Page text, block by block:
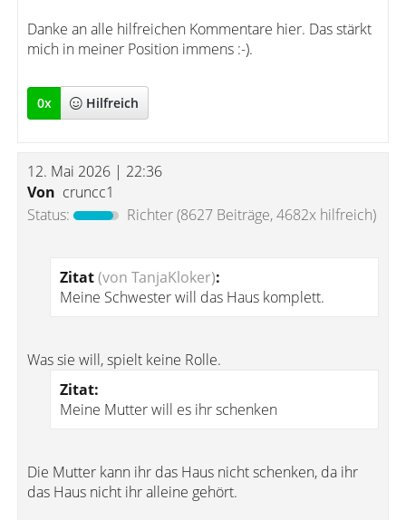
Danke an alle hilfreichen Kommentare hier. Das stärkt
mich in meiner Position immens :-).
0x Hilfreich
12. Mai 2026 | 22:36
Von cruncc1
Status:
Richter(8627 Beiträge, 4682x hilfreich)
Zitat(von TanjaKloker):
Meine Schwester will das Haus komplett.
Was sie will, spielt keine Rolle.
Zitat:
Meine Mutter will es ihr schenken
Die Mutter kann ihr das Haus nicht schenken, da ihr
das Haus nicht ihr alleine gehört.